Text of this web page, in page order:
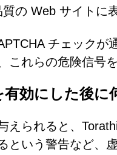
質の Web サイトに
チェックが
これらの危険信号
有効にした後に
えられると、
という警告など、